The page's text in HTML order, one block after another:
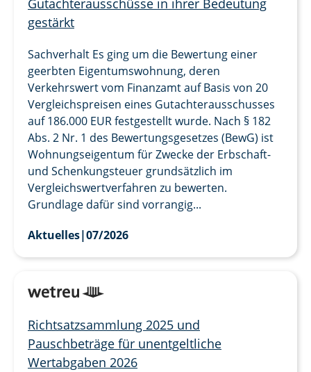
Gutachterausschüsse in ihrer Bedeutung
gestärkt
Sachverhalt Es ging um die Bewertung einer
geerbten Eigentumswohnung, deren
Verkehrswert vom Finanzamt auf Basis von 20
Vergleichspreisen eines Gutachterausschusses
auf 186.000 EUR festgestellt wurde. Nach § 182
Abs. 2 Nr. 1 des Bewertungsgesetzes (BewG) ist
Wohnungseigentum für Zwecke der Erbschaft-
und Schenkungsteuer grundsätzlich im
Vergleichswertverfahren zu bewerten.
Grundlage dafür sind vorrangig...
Aktuelles|07/2026
Richtsatzsammlung 2025 und
Pauschbeträge für unentgeltliche
Wertabgaben 2026